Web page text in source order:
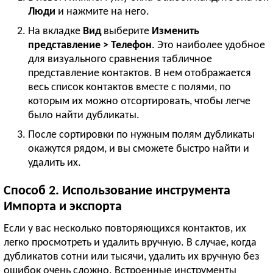
Люди и нажмите на него.
На вкладке Видвыберите Изменить
представление > Телефон. Это наиболее удобное
для визуального сравнения табличное
представление контактов. В нем отображается
весь список контактов вместе с полями, по
которым их можно отсортировать, чтобы легче
было найти дубликаты.
После сортировки по нужным полям дубликаты
окажутся рядом, и вы сможете быстро найти и
удалить их.
Способ 2. Использование инструмента
Импорта и экспорта
Если у вас несколько повторяющихся контактов, их
легко просмотреть и удалить вручную. В случае, когда
дубликатов сотни или тысячи, удалить их вручную без
ошибок очень сложно. Встроенные инструменты